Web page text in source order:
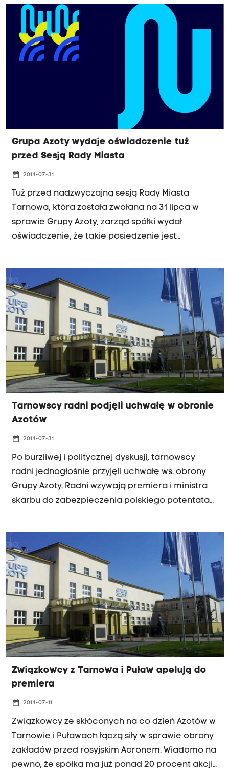
Grupa Azoty wydaje oświadczenie tuż
przed Sesją Rady Miasta
date_range 2014-07-31
Tuż przed nadzwyczajną sesją Rady Miasta
Tarnowa, która została zwołana na 31 lipca w
sprawie Grupy Azoty, zarząd spółki wydał
oświadczenie, że takie posiedzenie jest
tarnowskich Azotów na listę spółek
strategicznych. A zdaniem przedstawicieli
Azotów powstały w ostatnim czasie szum
komunikacyjny nie pomaga w realizacji
długofalowej strategii firmy.
Tarnowscy radni podjęli uchwałę w obronie
Azotów
date_range 2014-07-31
Po burzliwej i politycznej dyskusji, tarnowscy
radni jednogłośnie przyjęli uchwałę ws. obrony
Grupy Azoty. Radni wzywają premiera i ministra
skarbu do zabezpieczenia polskiego potentata
wpisana na listę firm strategicznych dla polskiej
gospodarki. Co ciekawe zdaniem samych
Azotów podobne do dzisiejszej dyskusje nie
pomagają wcale firmie. Przed dzisiejszą
nadzwyczajną sesją Rady Miasta Tarnowa w
sprawie Grupy Azoty, zarząd spółki wydał
oświadczenie, że takie posiedzenie jest
niepotrzebne. Zdaniem przedstawicieli Azotów
powstały w ostatnim czasie szum komunikacyjny
nie pomaga w realizacji długofalowej strategii
firmy.
Związkowcy z Tarnowa i Puław apelują do
premiera
date_range 2014-07-11
Związkowcy ze skłóconych na co dzień Azotów w
Tarnowie i Puławach łączą siły w sprawie obrony
zakładów przed rosyjskim Acronem. Wiadomo na
pewno, że spółka ma już ponad 20 procent akcji